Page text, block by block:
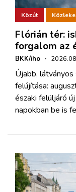
Közút
Flórián tér:
forgalom az
BKK/iho ·
Újabb,
felújítása:
északi felüljáró
napokban be is